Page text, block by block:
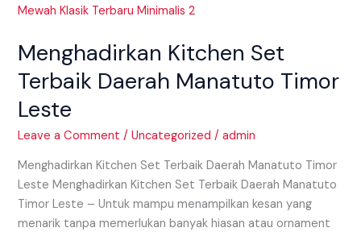
Menghadirkan Kitchen Set
Terbaik Daerah Manatuto Timor
Leste
Leave a Comment /Uncategorized /admin
Menghadirkan Kitchen Set Terbaik Daerah Manatuto Timor
Leste Menghadirkan Kitchen Set Terbaik Daerah Manatuto
Timor Leste – Untuk mampu menampilkan kesan yang
menarik tanpa memerlukan banyak hiasan atau ornament
Kitchen
Terbaik
Manatuto
Timor